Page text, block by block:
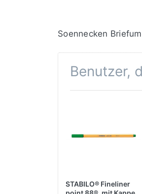
Soennecken
Benutzer,
STABILO® Fineliner